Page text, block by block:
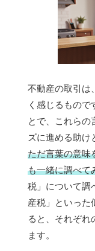
不動産の取引は
く感じるもので
とで、これらの
ズに進める助け
ただ言葉の意味
も一緒に調べて
税」について調
産税」といった
ると、それぞれ
ます。